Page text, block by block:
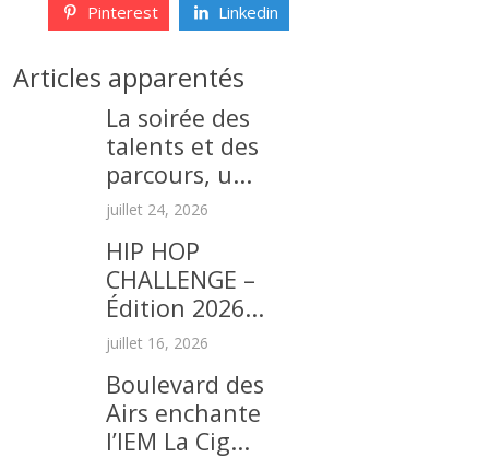
Pinterest Linkedin
Articles apparentés
La soirée des
talents et des
parcours, u...
juillet 24, 2026
HIP HOP
CHALLENGE –
Édition 2026...
juillet 16, 2026
Boulevard des
Airs enchante
l’IEM La Cig...